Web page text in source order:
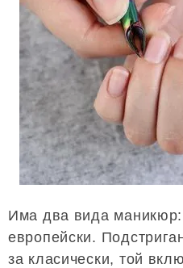
Има два вида маникюр:
европейски.
за класически, той